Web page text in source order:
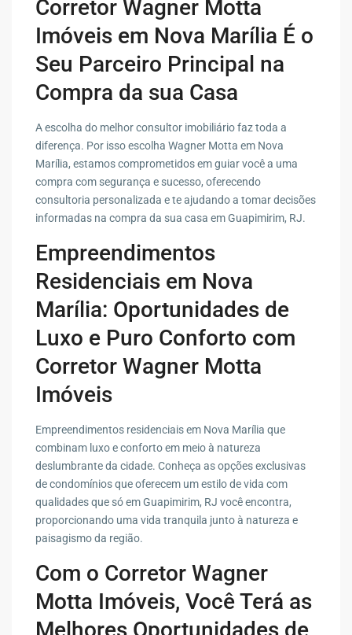
Corretor Wagner Motta
Imóveis em Nova Marília É o
Seu Parceiro Principal na
Compra da sua Casa
A escolha do melhor consultor imobiliário faz toda a
diferença. Por isso escolha Wagner Motta em Nova
Marília, estamos comprometidos em guiar você a uma
compra com segurança e sucesso, oferecendo
consultoria personalizada e te ajudando a tomar decisões
informadas na compra da sua casa em Guapimirim, RJ.
Empreendimentos
Residenciais em Nova
Marília: Oportunidades de
Luxo e Puro Conforto com
Corretor Wagner Motta
Imóveis
Empreendimentos residenciais em Nova Marília que
combinam luxo e conforto em meio à natureza
deslumbrante da cidade. Conheça as opções exclusivas
de condomínios que oferecem um estilo de vida com
qualidades que só em Guapimirim, RJ você encontra,
proporcionando uma vida tranquila junto à natureza e
paisagismo da região.
Com o Corretor Wagner
Motta Imóveis, Você Terá as